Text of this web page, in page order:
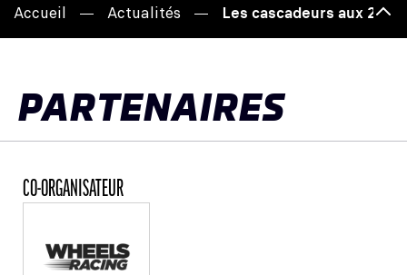
Accueil Actualités Les cascadeurs aux 24Haut
page
PARTENAIRES
CO-ORGANISATEUR